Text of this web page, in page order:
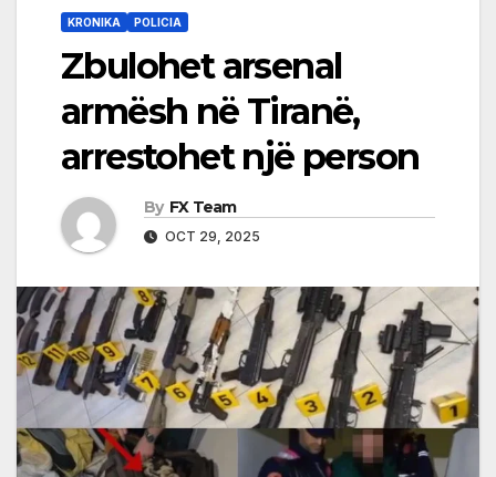
KRONIKA POLICIA
Zbulohet arsenal
armësh në Tiranë,
arrestohet një person
By FX Team
OCT 29, 2025